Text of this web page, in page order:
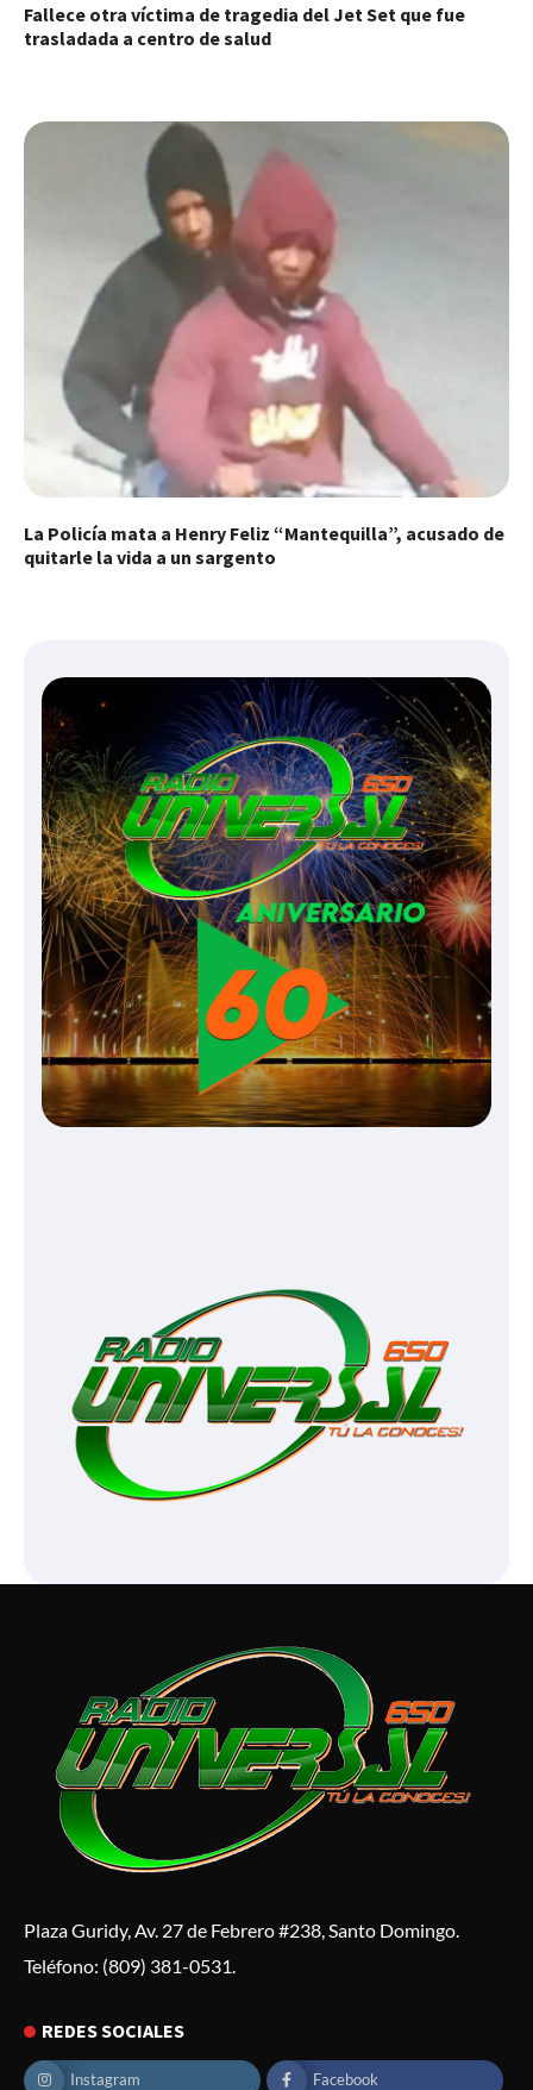
Fallece otra víctima de tragedia del Jet Set que fue
trasladada a centro de salud
La Policía mata a Henry Feliz “Mantequilla”, acusado de
quitarle la vida a un sargento
Plaza Guridy, Av. 27 de Febrero #238, Santo Domingo.
Teléfono: (809) 381-0531.
REDES SOCIALES
Instagram Facebook